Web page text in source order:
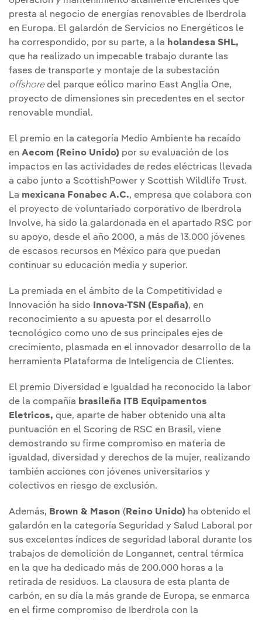
presta al negocio de energías renovables de Iberdrola
en Europa. El galardón de Servicios no Energéticos le
ha correspondido, por su parte, a la holandesa SHL,
que ha realizado un impecable trabajo durante las
fases de transporte y montaje de la subestación
offshoredel parque eólico marino East Anglia One,
proyecto de dimensiones sin precedentes en el sector
renovable mundial.
El premio en la categoría Medio Ambiente ha recaído
en Aecom (Reino Unido) por su evaluación de los
impactos en las actividades de redes eléctricas llevada
a cabo junto a ScottishPower y Scottish Wildlife Trust.
La mexicana Fonabec A.C., empresa que colabora con
el proyecto de voluntariado corporativo de Iberdrola
Involve, ha sido la galardonada en el apartado RSC por
su apoyo, desde el año 2000, a más de 13.000 jóvenes
de escasos recursos en México para que puedan
continuar su educación media y superior.
La premiada en el ámbito de la Competitividad e
Innovación ha sido
Innova-TSN (España), en
reconocimiento a su apuesta por el desarrollo
tecnológico como uno de sus principales ejes de
crecimiento, plasmada en el innovador desarrollo de la
herramienta Plataforma de Inteligencia de Clientes.
El premio Diversidad e Igualdad ha reconocido la labor
de la compañía brasileña ITB Equipamentos
Eletricos, que, aparte de haber obtenido una alta
puntuación en el Scoring de RSC en Brasil, viene
demostrando su firme compromiso en materia de
igualdad, diversidad y derechos de la mujer, realizando
también acciones con jóvenes universitarios y
colectivos en riesgo de exclusión.
Además, Brown & Mason ( Reino Unido) ha obtenido el
galardón en la categoría Seguridad y Salud Laboral por
sus excelentes índices de seguridad laboral durante los
trabajos de demolición de Longannet, central térmica
en la que ha dedicado más de 200.000 horas a la
retirada de residuos. La clausura de esta planta de
carbón, en su día la más grande de Europa, se enmarca
en el firme compromiso de Iberdrola con la